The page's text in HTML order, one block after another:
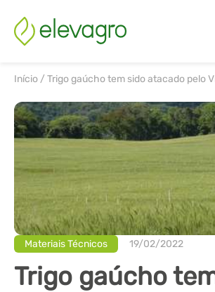
Início /Trigo gaúcho tem sido atacado pelo
Materiais Técnicos 19/02/2022
Trigo gaúcho